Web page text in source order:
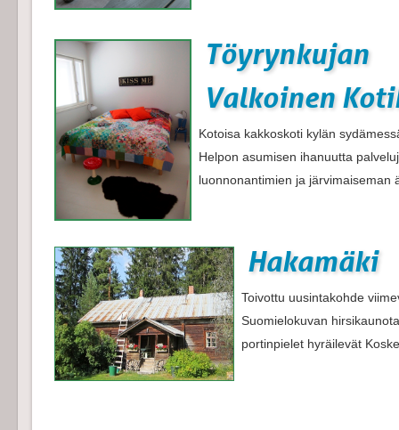
Töyrynkujan
Valkoinen
Kotoisa kakkoskoti kylän
Helpon asumisen ihanuutta
luonnonantimien ja järvimaiseman
Hakamäki
Toivottu uusintakohde
Suomielokuvan
portinpielet hyräilevät